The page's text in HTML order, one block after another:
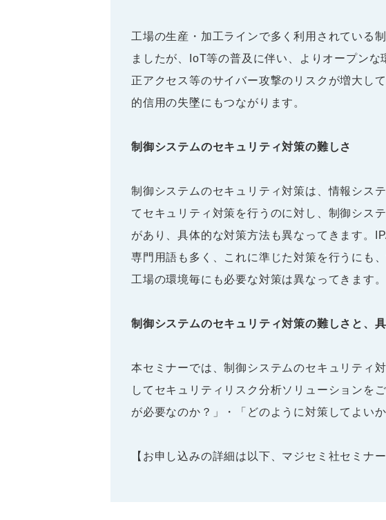
工場の生産・加工ラインで多く利用されている
ましたが、IoT等の普及に伴い、よりオープン
正アクセス等のサイバー攻撃のリスクが増大し
的信用の失墜にもつながります。
制御システムのセキュリティ対策の難しさ
制御システムのセキュリティ対策は、情報シス
てセキュリティ対策を行うのに対し、制御シス
があり、具体的な対策方法も異なってきます。
専門用語も多く、これに準じた対策を行うにも
工場の環境毎にも必要な対策は異なってきます。
制御システムのセキュリティ対策の難しさと、
本セミナーでは、制御システムのセキュリティ
してセキュリティリスク分析ソリューションを
が必要なのか？」・「どのように対策してよい
【お申し込みの詳細は以下、マジセミ社セミナ